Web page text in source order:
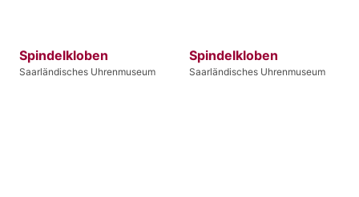
Spindelkloben
Saarländisches Uhrenmuseum
Spindelkloben
Saarländisches Uhrenmuseum